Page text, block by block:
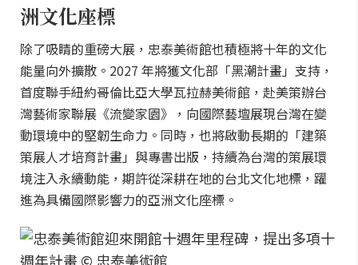
洲文化座標
除了吸睛的重磅大展，忠泰美術館也積極將十年的文化
能量向外擴散。2027 年將獲文化部「黑潮計畫」支持，
首度聯手紐約哥倫比亞大學瓦拉赫美術館，赴美策辦台
灣藝術家聯展《流變家園》，向國際藝壇展現台灣在變
動環境中的堅韌生命力。同時，也將啟動長期的「建築
策展人才培育計畫」與專書出版，持續為台灣的策展環
境注入永續動能，期許從深耕在地的台北文化地標，躍
進為具備國際影響力的亞洲文化座標。